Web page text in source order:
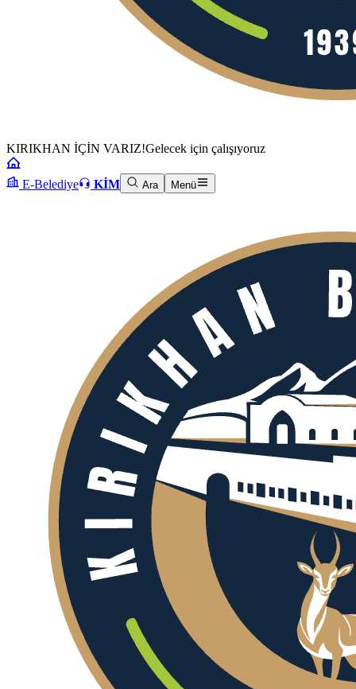
KIRIKHAN İÇİN VARIZ!Gelecek için çalışıyoruz
E-Belediye KİM Ara Menü